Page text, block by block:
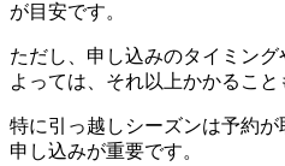
が目安です。
ただし、申し込みのタイミン
よっては、それ以上かかること
特に引っ越しシーズンは予約
申し込みが重要です。